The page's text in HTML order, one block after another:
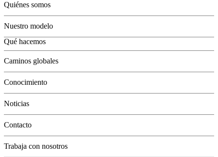
Quiénes somos
Nuestro modelo
Qué hacemos
Jóvenes
Adultos
Grandes
Conservación
Caminos globales
Conocimiento
Noticias
Contacto
Trabaja con nosotros